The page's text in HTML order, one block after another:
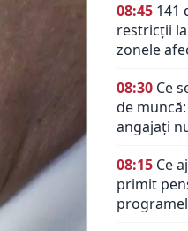
08:45 141
restricții
zonele
08:30 Ce
de
angajați
08:15 Ce
primit